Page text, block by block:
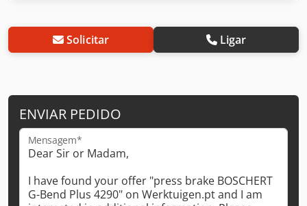
Solicitar Ligar
ENVIAR PEDIDO
Mensagem*